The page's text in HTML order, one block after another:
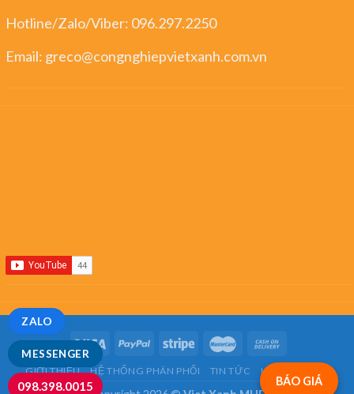
MESSENGER
ZALO
098.398.0015
Hotline/Zalo/Viber: 096.297.2250
Email: greco@congnghiepvietxanh.com.vn
BÁO GIÁ
GIỚI THIỆU HỆ THỐNG PHÂN PHỐI TIN TỨC LIÊN HỆ